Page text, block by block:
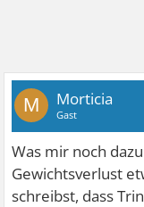
M Morticia
Gast
Was mir noch
Gewichtsverlust
schreibst, dass